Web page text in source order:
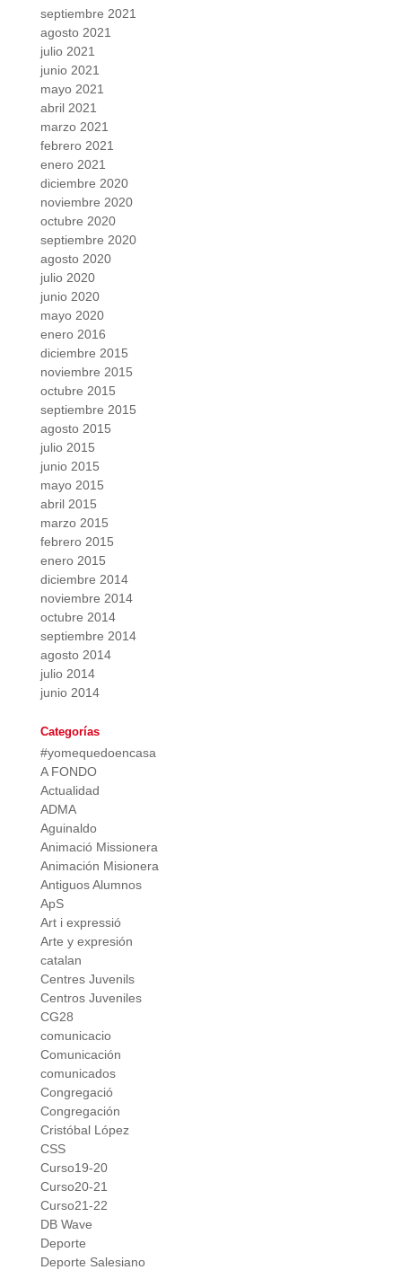
septiembre 2021
agosto 2021
julio 2021
junio 2021
mayo 2021
abril 2021
marzo 2021
febrero 2021
enero 2021
diciembre 2020
noviembre 2020
octubre 2020
septiembre 2020
agosto 2020
julio 2020
junio 2020
mayo 2020
enero 2016
diciembre 2015
noviembre 2015
octubre 2015
septiembre 2015
agosto 2015
julio 2015
junio 2015
mayo 2015
abril 2015
marzo 2015
febrero 2015
enero 2015
diciembre 2014
noviembre 2014
octubre 2014
septiembre 2014
agosto 2014
julio 2014
junio 2014
Categorías
#yomequedoencasa
A FONDO
Actualidad
ADMA
Aguinaldo
Animació Missionera
Animación Misionera
Antiguos Alumnos
ApS
Art i expressió
Arte y expresión
catalan
Centres Juvenils
Centros Juveniles
CG28
comunicacio
Comunicación
comunicados
Congregació
Congregación
Cristóbal López
CSS
Curso19-20
Curso20-21
Curso21-22
DB Wave
Deporte
Deporte Salesiano